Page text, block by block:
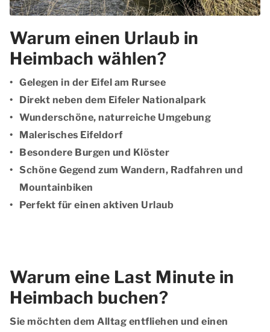
Warum einen Urlaub in
Heimbach wählen?
Gelegen in der Eifel am Rursee
Direkt neben dem Eifeler Nationalpark
Wunderschöne, naturreiche Umgebung
Malerisches Eifeldorf
Besondere Burgen und Klöster
Schöne Gegend zum Wandern, Radfahren und
Mountainbiken
Perfekt für einen aktiven Urlaub
Warum eine Last Minute in
Heimbach buchen?
Sie möchten dem Alltag entfliehen und einen